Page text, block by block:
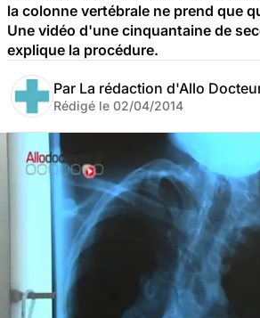
la colonne vertébrale ne prend que
Une vidéo d'une cinquantaine de
explique la procédure.
Par La rédaction d'Allo
Rédigé le 02/04/2014